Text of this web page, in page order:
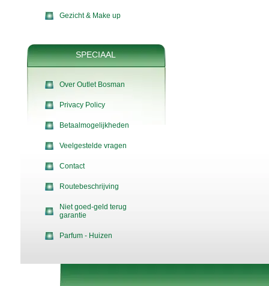
Gezicht & Make up
SPECIAAL
Over Outlet Bosman
Privacy Policy
Betaalmogelijkheden
Veelgestelde vragen
Contact
Routebeschrijving
Niet goed-geld terug
garantie
Parfum - Huizen